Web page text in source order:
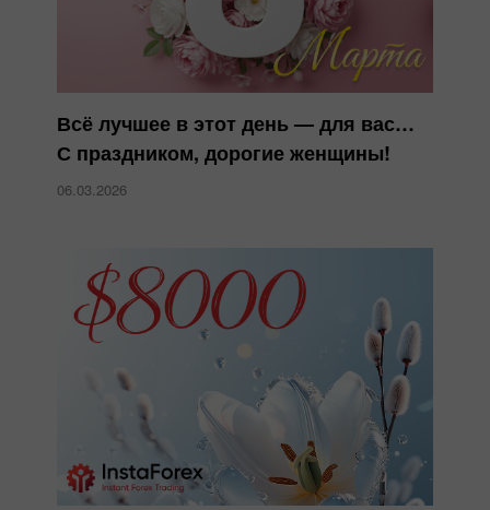
Всё лучшее в этот день — для вас…
С праздником, дорогие женщины!
06.03.2026